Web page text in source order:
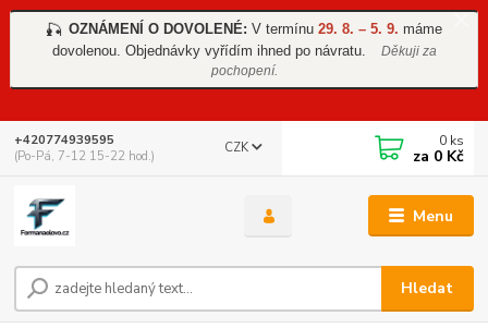
🎣 OZNÁMENÍ O DOVOLENÉ: V termínu 29. 8. – 5. 9. máme
dovolenou. Objednávky vyřídím ihned po návratu.
Děkuji za
pochopení.
Menu
CZK
Hledat
+420774939595
(Po-Pá, 7-12 15-22 hod.)
0 ks
za 0 Kč